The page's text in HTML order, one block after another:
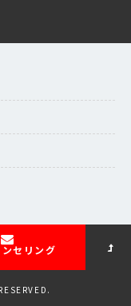
セリング